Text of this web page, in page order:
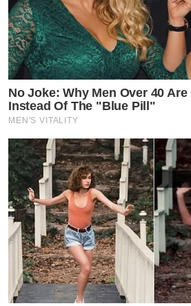
No Joke: Why Men Over 40
Instead Of The "Blue Pill"
MEN'S VITALITY